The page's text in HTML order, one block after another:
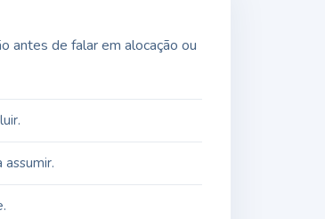
antes de falar em alocação ou